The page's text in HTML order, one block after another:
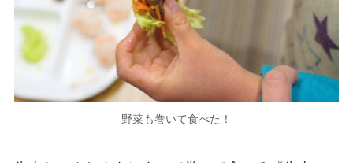
野菜も巻いて食べた！